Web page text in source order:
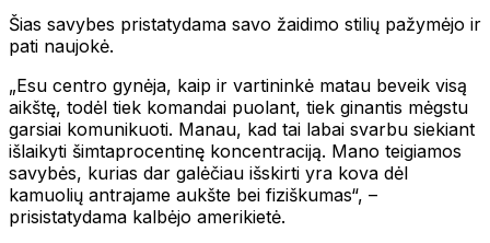
Šias savybes pristatydama savo žaidimo stilių pažymėjo ir
pati naujokė.
„Esu centro gynėja, kaip ir vartininkė matau beveik visą
aikštę, todėl tiek komandai puolant, tiek ginantis mėgstu
garsiai komunikuoti. Manau, kad tai labai svarbu siekiant
išlaikyti šimtaprocentinę koncentraciją. Mano teigiamos
savybės, kurias dar galėčiau išskirti yra kova dėl
kamuolių antrajame aukšte bei fiziškumas“, –
prisistatydama kalbėjo amerikietė.